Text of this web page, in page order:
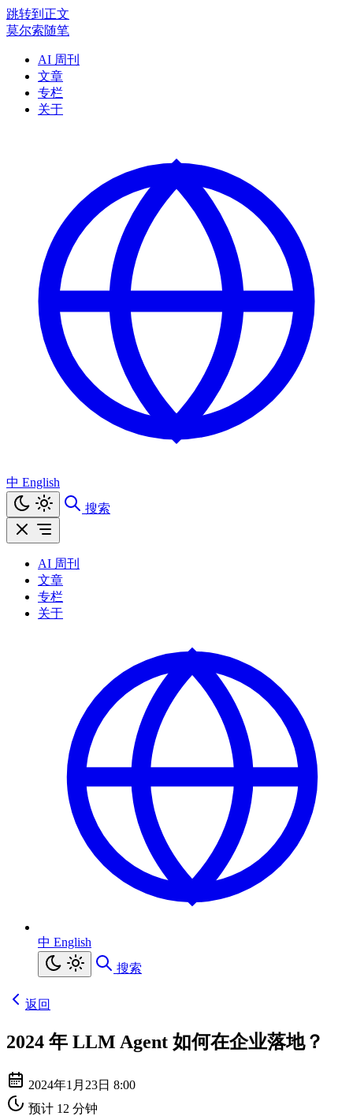
跳转到正文
莫尔索随笔
AI 周刊
文章
专栏
关于
中 English
搜索
AI 周刊
文章
专栏
关于
中 English
搜索
返回
2024 年 LLM Agent 如何在企业落地？
2024年1月23日 8:00
预计 12 分钟